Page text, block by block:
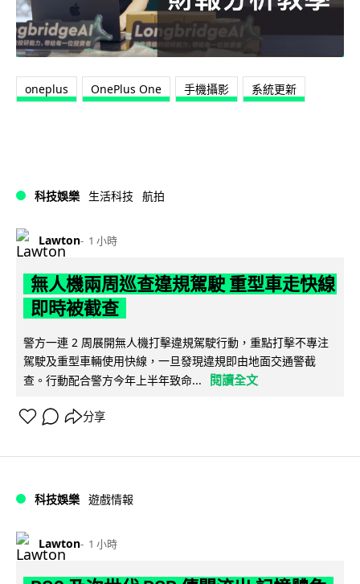
oneplus OnePlus One 手機攝影 系統更新
科技娛樂 生活科技 航拍
Lawton 1 小時
無人機兩周巡查違規駕駛 重型車走快線
即時被截查
警方一連 2 周展開無人機打擊違規駕駛行動，重點打擊不專注
駕駛及重型車輛使用快線，一旦發現違規即由地面交通警截
查。行動配合警方今年上半年致命...
閱讀全文
分享
科技娛樂 遊戲情報
Lawton 1 小時